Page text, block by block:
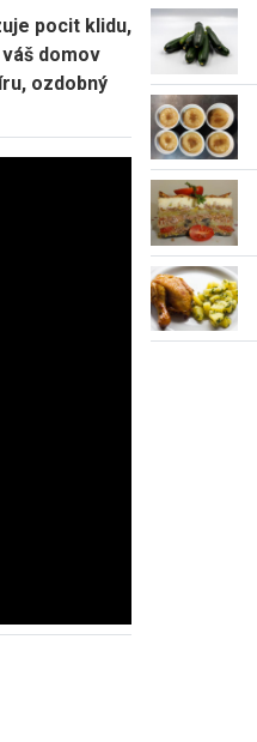
pocit klidu,
domov
ozdobný